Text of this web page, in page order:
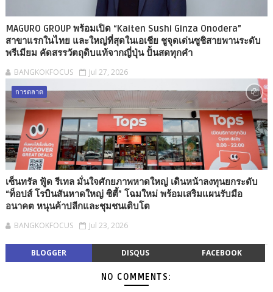
MAGURO GROUP พร้อมเปิด “Kaiten Sushi Ginza Onodera”
สาขาแรกในไทย และใหญ่ที่สุดในเอเชีย ชูจุดเด่นซูชิสายพานระดับ
พรีเมียม คัดสรรวัตถุดิบแท้จากญี่ปุ่น ปั้นสดทุกคำ
BANGKOKFOCUS Jul 27, 2026
การตลาด
เซ็นทรัล ฟู้ด รีเทล มั่นใจศักยภาพหาดใหญ่ เดินหน้าลงทุนยกระดับ
“ท็อปส์ โรบินสันหาดใหญ่ ซิตี้” โฉมใหม่ พร้อมเสริมแผนรับมือ
อนาคต หนุนค้าปลีกและชุมชนเติบโต
BANGKOKFOCUS Jul 23, 2026
BLOGGER DISQUS FACEBOOK
NO COMMENTS: